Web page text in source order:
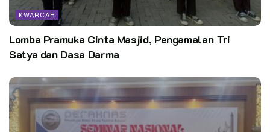
KWARCAB
Lomba Pramuka Cinta Masjid, Pengamalan Tri
Satya dan Dasa Darma